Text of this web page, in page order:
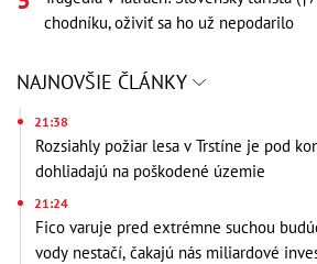
chodníku, oživiť sa ho už nepodarilo
NAJNOVŠIE ČLÁNKY
21:38
Rozsiahly požiar lesa v Trstíne je pod
dohliadajú na poškodené územie
21:24
Fico varuje pred extrémne suchou
vody nestačí, čakajú nás miliardové